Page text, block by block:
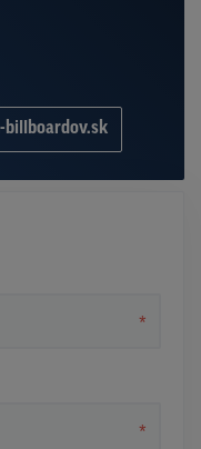
billboardov.sk
*
*